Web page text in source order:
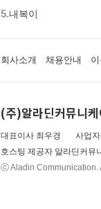
국시꼬랭이 동네
보아요 아기 그림책
비룡소 세계의 옛이야기
과학은 내친구
로렌의 지식 그림책
황금도깨비상 수상작 (
우리 문화 그림책
5.내복이
회사소개 채용안내
(주)알라딘커뮤니
대표이사 최우경 사업
호스팅 제공자 알라딘커뮤
ⓒ Aladin Communication.